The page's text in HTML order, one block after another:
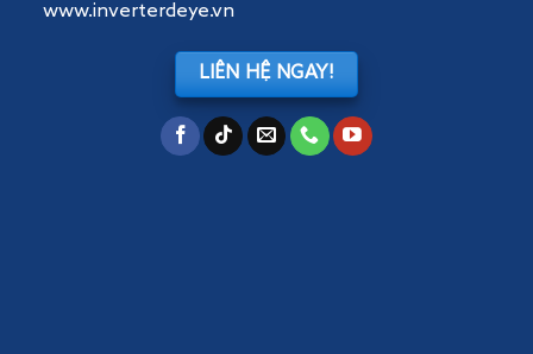
www.inverterdeye.vn
LIÊN HỆ NGAY!